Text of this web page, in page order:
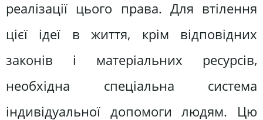
реалізації цього права. Для втілення
цієї ідеї в життя, крім відповідних
законів і матеріальних ресурсів,
необхідна спеціальна система
індивідуальної допомоги людям. Цю